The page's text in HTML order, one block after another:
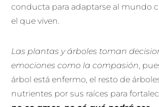
conducta para adaptarse al mundo
el que viven.
Las plantas y árboles toman
emociones como la compasión,
árbol está enfermo, el resto de
nutrientes por sus raíces para